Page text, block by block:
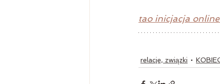
tao inicjacja online
relacje, związki